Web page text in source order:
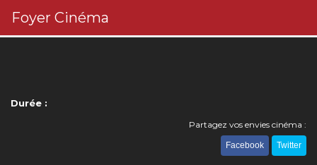
Foyer Cinéma
Durée :
Partagez vos envies cinéma :
Facebook Twitter